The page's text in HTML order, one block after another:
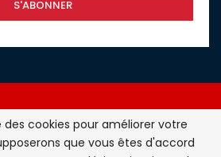
de l'actualité de la France et du
des cookies pour améliorer votre
que vous êtes d'accord